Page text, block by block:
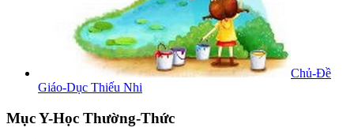
Chủ-Đề
Giáo-Dục Thiếu Nhi
Mục Y-Học Thường-Thức